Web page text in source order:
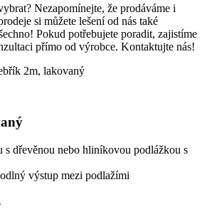
Nezapomínejte, že prodáváme i
si můžete lešení od nás také
Pokud potřebujete poradit, zajistíme
přímo od výrobce. Kontaktujte nás!
2m, lakovaný
s dřevěnou nebo hliníkovou podlážkou s
výstup mezi podlažími